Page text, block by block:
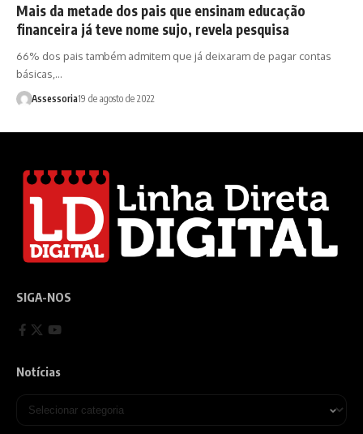
Mais da metade dos pais que ensinam educação
financeira já teve nome sujo, revela pesquisa
66% dos pais também admitem que já deixaram de pagar contas
básicas,…
Assessoria19 de agosto de 2022
SIGA-NOS
Notícias